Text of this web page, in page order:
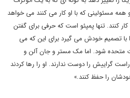
همه مسئولینی که با او کار می کنند می خواهد
کار کنند. تنها پمپئو است که حرفی برای گفتن
با تصمیم خودش می گیرد برای این که می
متحده شود. اما مک مستر و جان آلن و
گراییش را دوست ندارند. او را رها کردند
را حفظ کنند.»